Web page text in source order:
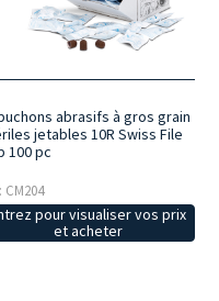
abrasifs à gros grain
jetables 10R Swiss File
100 pc
CM204
pour visualiser vos prix
et acheter